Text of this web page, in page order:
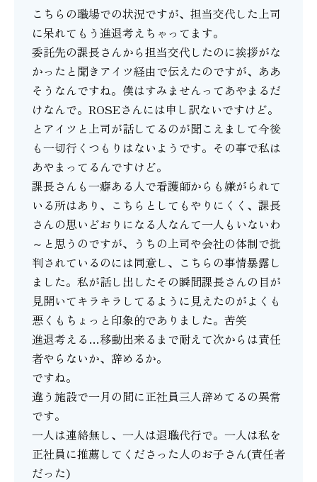
こちらの職場での状況ですが、担当交代した上司
に呆れてもう進退考えちゃってます。
委託先の課長さんから担当交代したのに挨拶がな
かったと聞きアイツ経由で伝えたのですが、ああ
そうなんですね。僕はすみませんってあやまるだ
けなんで。ROSEさんには申し訳ないですけど。
とアイツと上司が話してるのが聞こえまして今後
も一切行くつもりはないようです。その事で私は
あやまってるんですけど。
課長さんも一癖ある人で看護師からも嫌がられて
いる所はあり、こちらとしてもやりにくく、課長
さんの思いどおりになる人なんて一人もいないわ
～と思うのですが、うちの上司や会社の体制で批
判されているのには同意し、こちらの事情暴露し
ました。私が話し出したその瞬間課長さんの目が
見開いてキラキラしてるように見えたのがよくも
悪くもちょっと印象的でありました。苦笑
進退考える…移動出来るまで耐えて次からは責任
者やらないか、辞めるか。
ですね。
違う施設で一月の間に正社員三人辞めてるの異常
です。
一人は連絡無し、一人は退職代行で。一人は私を
正社員に推薦してくださった人のお子さん(責任者
だった)